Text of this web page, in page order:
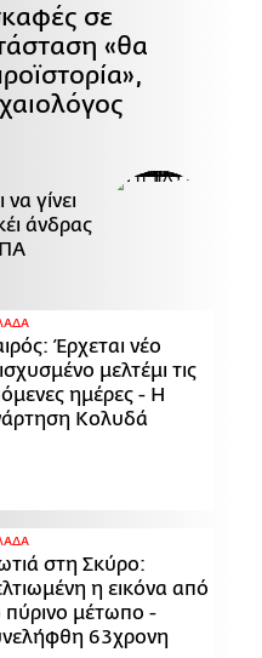
σε
«θα
γίνει
άνδρας
Έρχεται νέο
μελτέμι τις
ημέρες - Η
Κολυδά
στη Σκύρο:
η εικόνα από
πύρινο μέτωπο -
63χρονη